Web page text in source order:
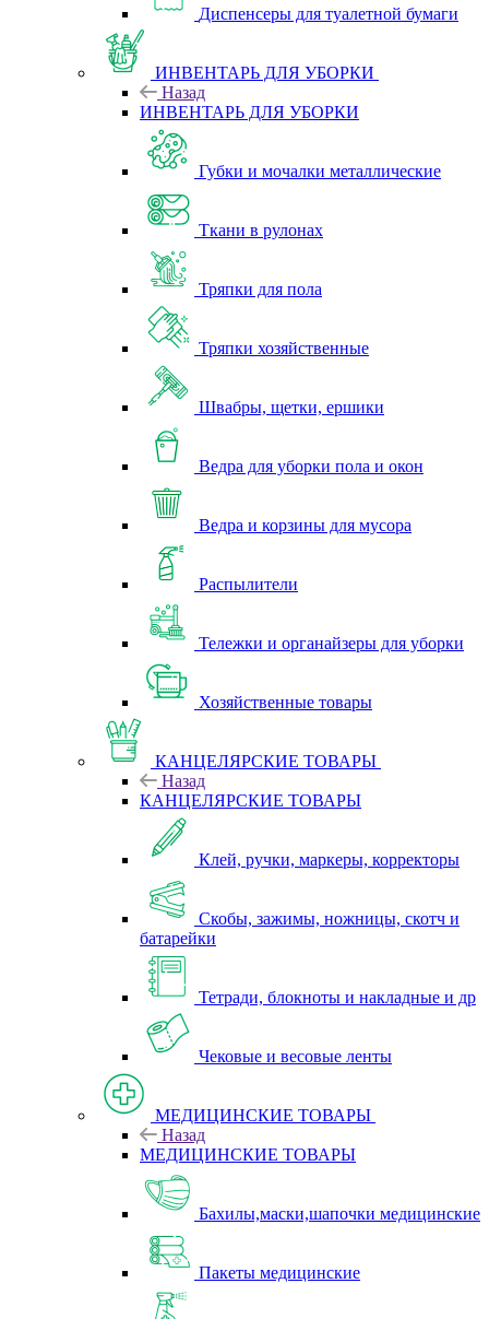
Диспенсеры для туалетной бумаги
ИНВЕНТАРЬ ДЛЯ УБОРКИ
Назад
ИНВЕНТАРЬ ДЛЯ УБОРКИ
Губки и мочалки металлические
Ткани в рулонах
Тряпки для пола
Тряпки хозяйственные
Швабры, щетки, ершики
Ведра для уборки пола и окон
Ведра и корзины для мусора
Распылители
Тележки и органайзеры для уборки
Хозяйственные товары
КАНЦЕЛЯРСКИЕ ТОВАРЫ
Назад
КАНЦЕЛЯРСКИЕ ТОВАРЫ
Клей, ручки, маркеры, корректоры
Скобы, зажимы, ножницы, скотч и
батарейки
Тетради, блокноты и накладные и др
Чековые и весовые ленты
МЕДИЦИНСКИЕ ТОВАРЫ
Назад
МЕДИЦИНСКИЕ ТОВАРЫ
Бахилы,маски,шапочки медицинские
Пакеты медицинские